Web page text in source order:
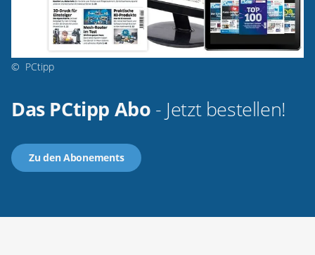
© PCtipp
Das PCtipp Abo - Jetzt bestellen!
Zu den Abonements